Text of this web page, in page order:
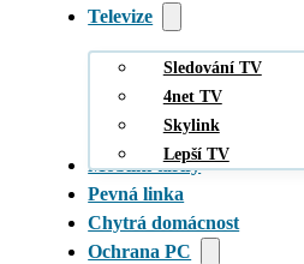
Televize
Sledování TV
4net TV
Skylink
Lepší TV
Mobilní tarify
Pevná linka
Chytrá domácnost
Ochrana PC